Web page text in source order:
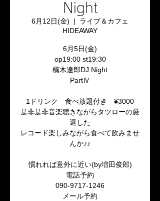
Night
6月12日(金)
  |
ライブ＆カフェ
HIDEAWAY
6月5日(金)
op19:00 st19:30
楠木達郎DJ Night
PartⅣ
1ドリンク 食べ放題付き ¥3000
是非是非音楽聴きながらタツローの厳
選した
レコード楽しみながら食べて飲みませ
んか♪♪
慣れれば意外に近い(by増田俊郎)
電話予約
090-9717-1246
メール予約